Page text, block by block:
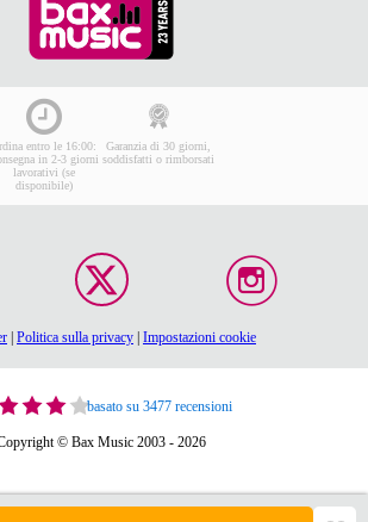
entro le 16:00:
in 2-3 giorni
lavorativi (se
disponibile)
Garanzia di 30 giorni,
soddisfatti o rimborsati
| Politica sulla privacy | Impostazioni cookie
basato su 3477 recensioni
© Bax Music 2003 - 2026